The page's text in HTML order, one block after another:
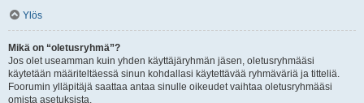
Ylös
Mikä on “oletusryhmä”?
Jos olet useamman kuin yhden käyttäjäryhmän jäsen, oletusryhmääsi
käytetään määriteltäessä sinun kohdallasi käytettävää ryhmäväriä ja titteliä.
Foorumin ylläpitäjä saattaa antaa sinulle oikeudet vaihtaa oletusryhmääsi
omista asetuksista.